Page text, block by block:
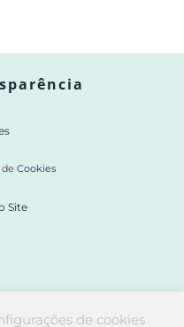
deCookies
Site
de cookies